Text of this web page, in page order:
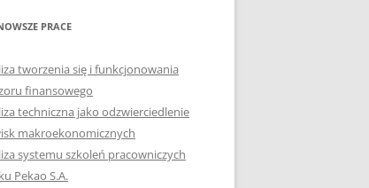
CI
SIĘ DO
PRACE
tworzenia się i funkcjonowania
finansowego
techniczna jako odzwierciedlenie
makroekonomicznych
systemu szkoleń pracowniczych
Pekao S.A.